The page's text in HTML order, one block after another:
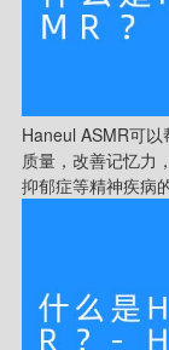
Haneul ASMR可
质量，改善记忆力
抑郁症等精神疾病